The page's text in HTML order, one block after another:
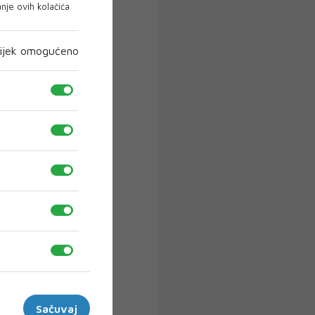
ovih kolačića
omogućeno
Sačuvaj